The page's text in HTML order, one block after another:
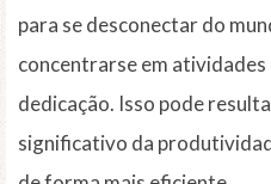
para se desconectar do
concentrarse em atividades
dedicação. Isso pode
significativo da